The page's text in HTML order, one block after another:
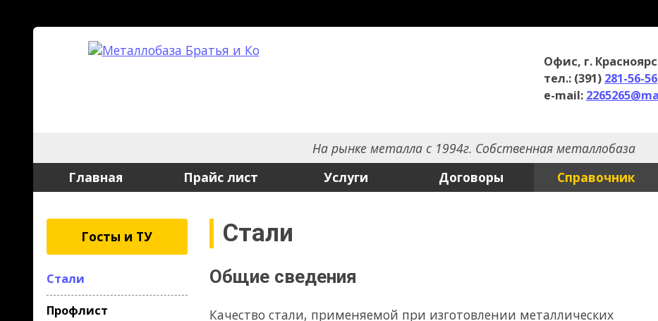
281-57-57
2265265@mail.ru
тел.:
сот.8-
Справочник
Госты и ТУ
Стали
Труба профильная
Трубы б/у и лежалые
Стали
Общие сведения
Качество стали, применяемой при изготовлении металлических
конструкций, определяется ее механическими свойствами: сопротивлением статическим
динамическим воздействиям и хрупкому разрушению при различных температурах;
пластичности – относительным удлинением; сопротивлением расслоению – загибом в холодном